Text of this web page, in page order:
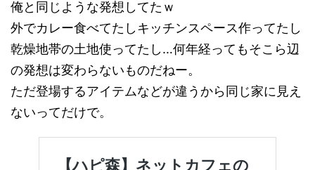
俺と同じような発想してたｗ
外でカレー食べてたしキッチンスペース作ってたし
乾燥地帯の土地使ってたし…何年経ってもそこら辺
の発想は変わらないものだねー。
ただ登場するアイテムなどが違うから同じ家に見え
ないってだけで。